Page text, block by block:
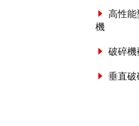
高性能
機
破碎機
垂直破